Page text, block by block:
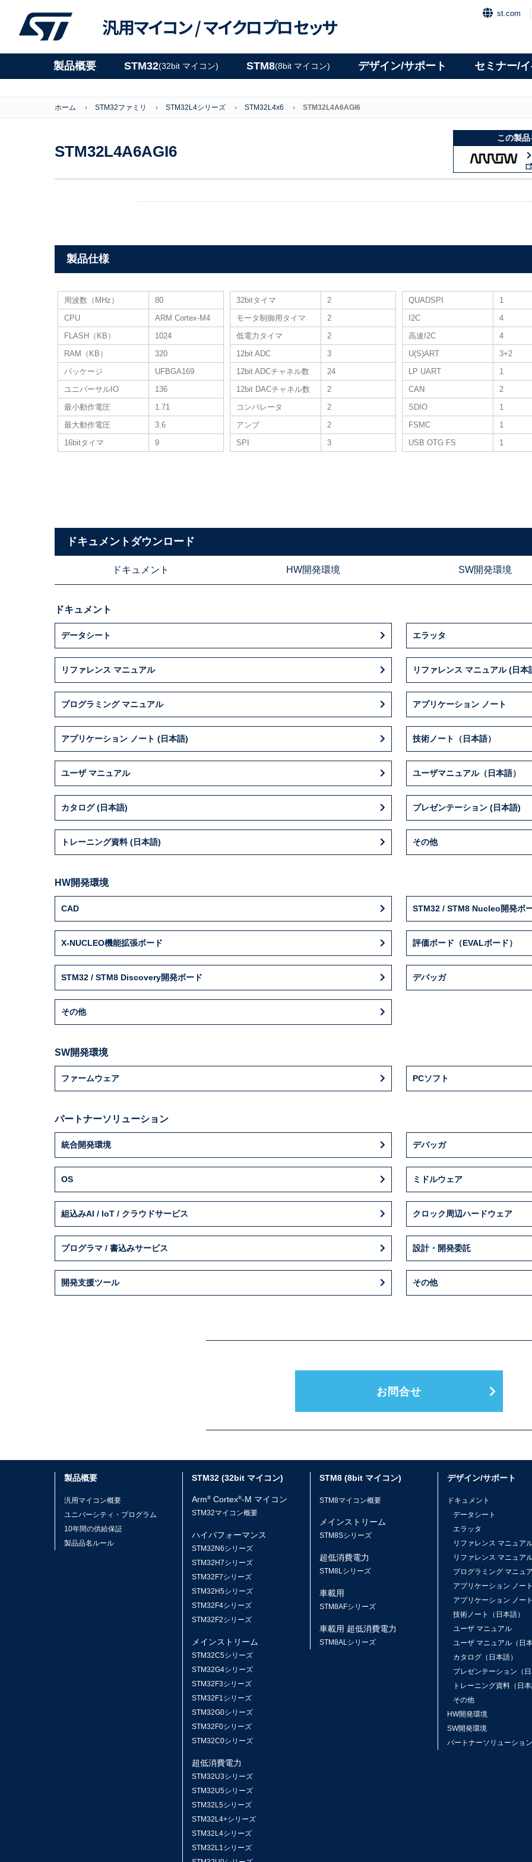
汎用マイコン /マイクロプロセッサ
st.com
製品概要 STM32(32bit マイコン) STM8(8bit マイコン) デザイン/サポート セミナー/
ホーム STM32ファミリ STM32L4シリーズ STM32L4x6 STM32L4A6AGI6
STM32L4A6AGI6
この製
製品仕様
周波数（MHz）
80
CPU
ARM Cortex-M4
FLASH（KB）
1024
RAM（KB）
320
パッケージ
UFBGA169
ユニバーサルIO
136
最小動作電圧
1.71
最大動作電圧
3.6
16bitタイマ
9
32bitタイマ
2
モータ制御用タイマ
2
低電力タイマ
2
12bit ADC
3
12bit ADCチャネル数
24
12bit DACチャネル数
2
コンパレータ
2
アンプ
2
SPI
3
QUADSPI
1
I2C
4
高速I2C
4
U(S)ART
3+2
LP UART
1
CAN
2
SDIO
1
FSMC
1
USB OTG FS
1
ドキュメントダウンロード
ドキュメント HW開発環境 SW開発環境
ドキュメント
データシート エラッタ
リファレンス マニュアル リファレンス マニュアル (日本
プログラミング マニュアル アプリケーション ノート
アプリケーション ノート (日本語) 技術ノート（日本語）
ユーザ マニュアル ユーザマニュアル（日本語）
カタログ (日本語) プレゼンテーション (日本語)
トレーニング資料 (日本語) その他
HW開発環境
CAD STM32 / STM8 Nucleo開発ボ
X-NUCLEO機能拡張ボード 評価ボード（EVALボード）
STM32 / STM8 Discovery開発ボード デバッガ
その他
SW開発環境
ファームウェア PCソフト
パートナーソリューション
統合開発環境 デバッガ
OS ミドルウェア
組込みAI / IoT / クラウドサービス クロック周辺ハードウェア
プログラマ / 書込みサービス 設計・開発委託
開発支援ツール その他
お問合せ
製品概要
汎用マイコン概要
ユニバーシティ・プログラム
10年間の供給保証
製品品名ルール
STM32 (32bit マイコン)
Arm® Cortex®-M マイコン
STM32マイコン概要
ハイパフォーマンス
STM32N6シリーズ
STM32H7シリーズ
STM32F7シリーズ
STM32H5シリーズ
STM32F4シリーズ
STM32F2シリーズ
メインストリーム
STM32C5シリーズ
STM32G4シリーズ
STM32F3シリーズ
STM32F1シリーズ
STM32G0シリーズ
STM32F0シリーズ
STM32C0シリーズ
超低消費電力
STM32U3シリーズ
STM32U5シリーズ
STM32L5シリーズ
STM32L4+シリーズ
STM32L4シリーズ
STM32L1シリーズ
STM8 (8bit マイコン)
STM8マイコン概要
メインストリーム
STM8Sシリーズ
超低消費電力
STM8Lシリーズ
車載用
STM8AFシリーズ
車載用 超低消費電力
STM8ALシリーズ
デザイン/サポート
ドキュメント
データシート
エラッタ
リファレンス マニュア
リファレンス マニュア
プログラミング マニュ
アプリケーション ノー
アプリケーション ノー
技術ノート（日本語）
ユーザ マニュアル
ユーザ マニュアル（日
カタログ（日本語）
プレゼンテーション（
トレーニング資料（日
その他
HW開発環境
SW開発環境
パートナーソリューション